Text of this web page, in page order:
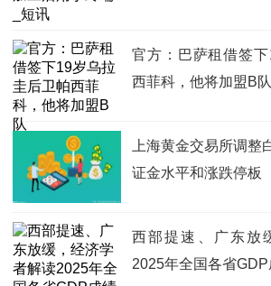
官方：巴萨租借签
西菲科，他将加盟B队
上海黄金交易所调整
证金水平和涨跌停板
西部提速、广东放
2025年全国各省